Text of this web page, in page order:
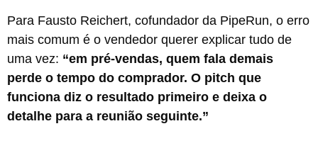
Para Fausto Reichert, cofundador da PipeRun, o erro
mais comum é o vendedor querer explicar tudo de
uma vez: “em pré-vendas, quem fala demais
perde o tempo do comprador. O pitch que
funciona diz o resultado primeiro e deixa o
detalhe para a reunião seguinte.”